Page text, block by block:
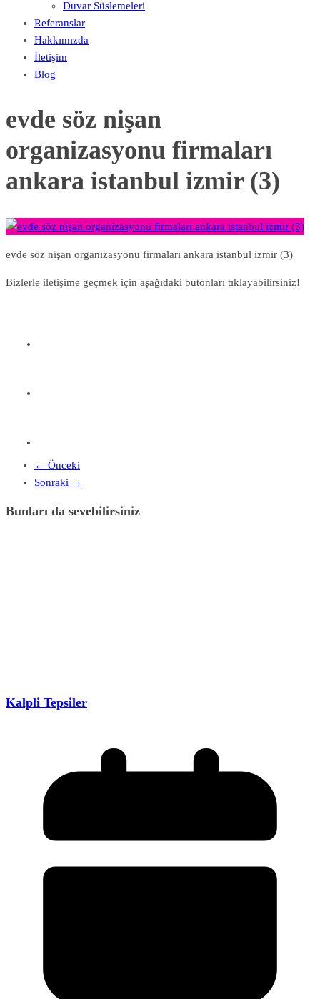
Duvar Süslemeleri
Referanslar
Hakkımızda
İletişim
Blog
evde söz nişan
organizasyonu firmaları
ankara istanbul izmir (3)
evde söz nişan organizasyonu firmaları ankara istanbul izmir (3)
Bizlerle iletişime geçmek için aşağıdaki butonları tıklayabilirsiniz!
← Önceki
Sonraki →
Bunları da sevebilirsiniz
Kalpli Tepsiler